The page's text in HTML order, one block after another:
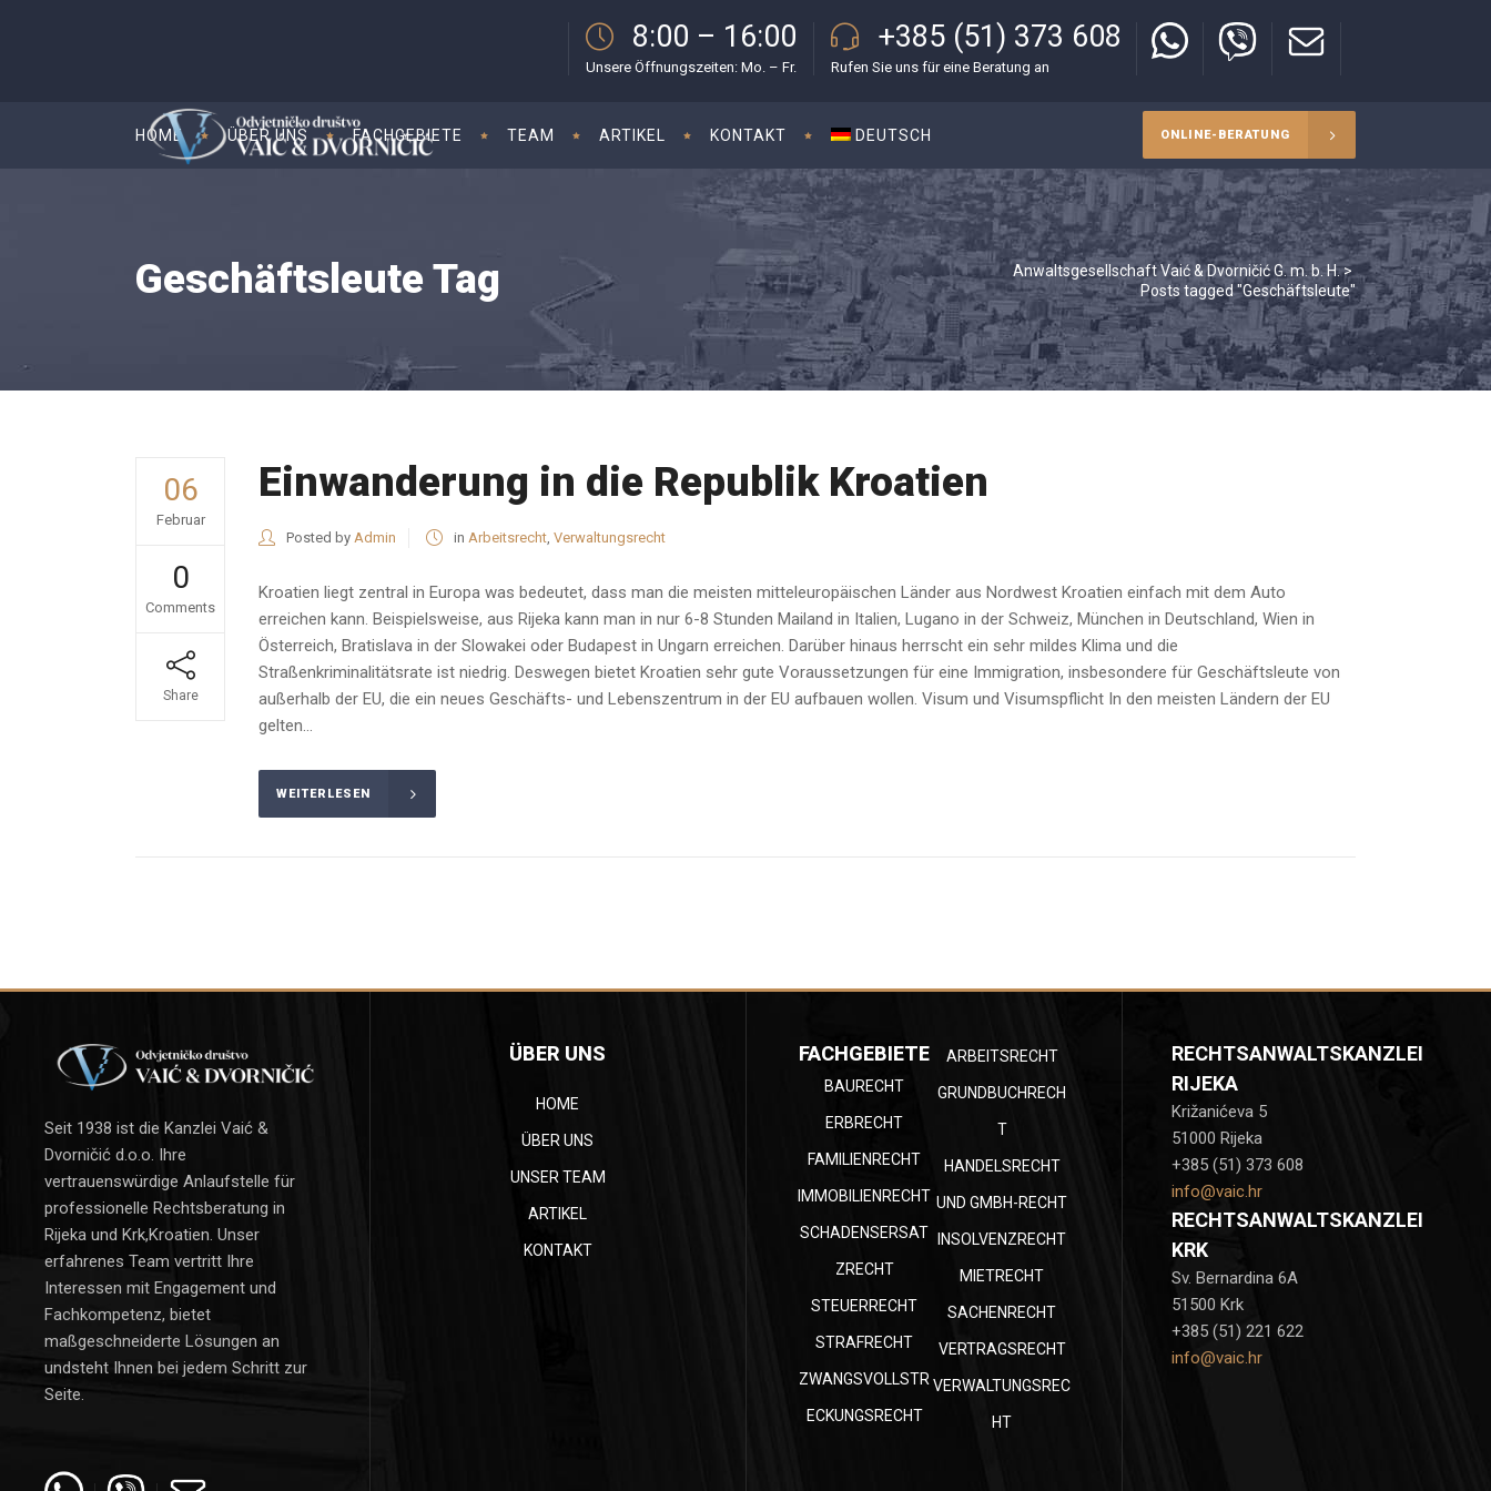
8:00 – 16:00
Unsere Öffnungszeiten: Mo. – Fr.
+385 (51) 373 608
Rufen Sie uns für eine Beratung an
HOME ÜBER UNS FACHGEBIETE TEAM ARTIKEL KONTAKT DEUTSCH ONLINE-BERATUNG
Geschäftsleute Tag Anwaltsgesellschaft Vaić & Dvorničić G. m. b. H.>
Posts tagged "Geschäftsleute"
06
Februar
0
Comments
Share
Einwanderung in die Republik Kroatien
Posted by Admin in Arbeitsrecht, Verwaltungsrecht
Kroatien liegt zentral in Europa was bedeutet, dass man die meisten mitteleuropäischen Länder aus Nordwest Kroatien einfach mit dem Auto
erreichen kann. Beispielsweise, aus Rijeka kann man in nur 6-8 Stunden Mailand in Italien, Lugano in der Schweiz, München in Deutschland, Wien in
Österreich, Bratislava in der Slowakei oder Budapest in Ungarn erreichen. Darüber hinaus herrscht ein sehr mildes Klima und die
Straßenkriminalitätsrate ist niedrig. Deswegen bietet Kroatien sehr gute Voraussetzungen für eine Immigration, insbesondere für Geschäftsleute von
außerhalb der EU, die ein neues Geschäfts- und Lebenszentrum in der EU aufbauen wollen. Visum und Visumspflicht In den meisten Ländern der EU
gelten...
WEITERLESEN
Seit 1938 ist die Kanzlei Vaić &
Dvorničić d.o.o. Ihre
vertrauenswürdige Anlaufstelle für
professionelle Rechtsberatung in
Rijeka und Krk,Kroatien. Unser
erfahrenes Team vertritt Ihre
Interessen mit Engagement und
Fachkompetenz, bietet
maßgeschneiderte Lösungen an
undsteht Ihnen bei jedem Schritt zur
Seite.
ÜBER UNS
HOME
ÜBER UNS
UNSER TEAM
ARTIKEL
KONTAKT
FACHGEBIETE
BAURECHT
ERBRECHT
FAMILIENRECHT
IMMOBILIENRECHT
SCHADENSERSAT
ZRECHT
STEUERRECHT
STRAFRECHT
ZWANGSVOLLSTR
ECKUNGSRECHT
ARBEITSRECHT
GRUNDBUCHRECH
T
HANDELSRECHT
UND GMBH-RECHT
INSOLVENZRECHT
MIETRECHT
SACHENRECHT
VERTRAGSRECHT
VERWALTUNGSREC
HT
RECHTSANWALTSKANZLEI
RIJEKA
Križanićeva 5
51000 Rijeka
+385 (51) 373 608
info@vaic.hr
RECHTSANWALTSKANZLEI
KRK
Sv. Bernardina 6A
51500 Krk
+385 (51) 221 622
info@vaic.hr